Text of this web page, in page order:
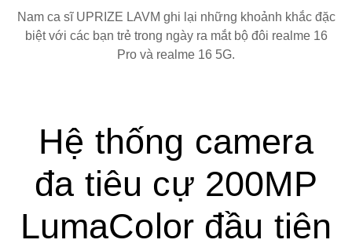
Nam ca sĩ UPRIZE LAVM ghi lại những khoảnh khắc đặc
biệt với các bạn trẻ trong ngày ra mắt bộ đôi realme 16
Pro và realme 16 5G.
Hệ thống camera
đa tiêu cự 200MP
LumaColor đầu tiên